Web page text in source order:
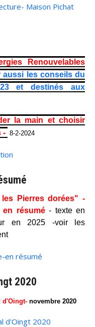
Maison Pichat
Renouvelables
aussi les conseils du
et destinés aux
la main et choisir
- 8-2-2024
Pierres dorées" -
en résumé - texte en
en 2025 -voir les
en résumé
2020
d'Oingt- novembre 2020
d'Oingt 2020